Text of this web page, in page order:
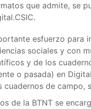
que admite, se
esfuerzo
sociales y con
y de los
o pasada) en
cuadernos de
de la BTNT se